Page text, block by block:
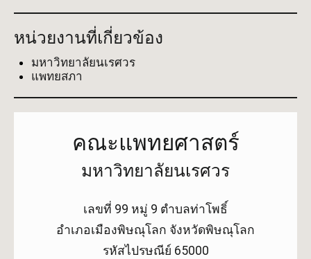
หน่วยงานที่เกี่ยวข้อง
มหาวิทยาลัยนเรศวร
แพทยสภา
คณะแพทยศาสตร์
มหาวิทยาลัยนเรศวร
เลขที่ 99 หมู่ 9 ตำบลท่าโพธิ์
อำเภอเมืองพิษณุโลก จังหวัดพิษณุโลก
รหัสไปรษณีย์ 65000